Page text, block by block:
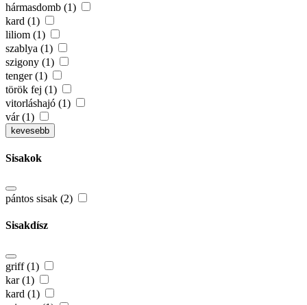
hármasdomb (1)
kard (1)
liliom (1)
szablya (1)
szigony (1)
tenger (1)
török fej (1)
vitorláshajó (1)
vár (1)
kevesebb
Sisakok
pántos sisak (2)
Sisakdísz
griff (1)
kar (1)
kard (1)